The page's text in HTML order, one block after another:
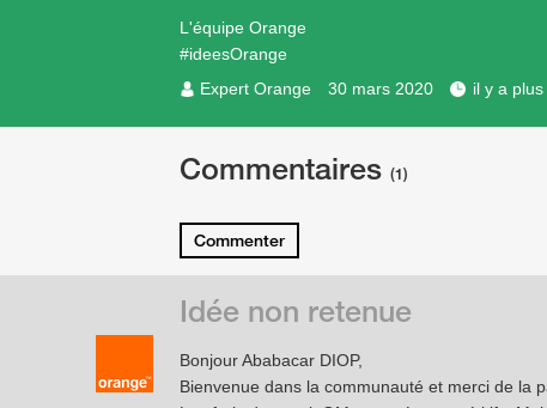
L'équipe Orange
#ideesOrange
Expert Orange
30 mars 2020 il y a
Commentaires (1)
Commenter
Bonjour Ababacar DIOP,
Bienvenue dans la communauté et merci de la
Idée non retenue